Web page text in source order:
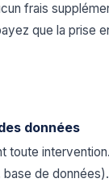
frais
que la prise
données
toute
de données).